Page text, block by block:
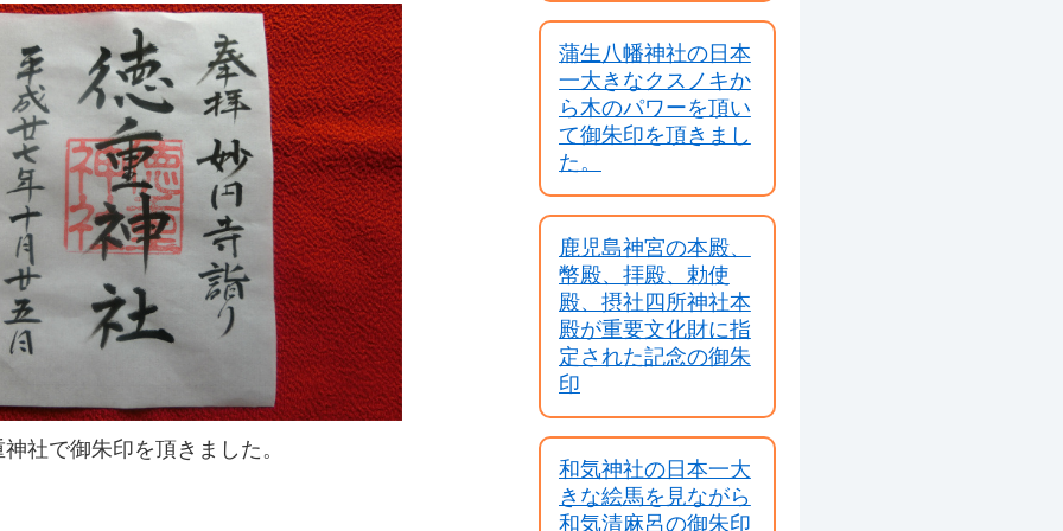
社で御朱印を頂きました。
蒲生八幡神社の日本
一大きなクスノキか
ら木のパワーを頂い
て御朱印を頂きまし
た。
鹿児島神宮の本殿、
幣殿、拝殿、勅使
殿、摂社四所神社本
殿が重要文化財に指
定された記念の御朱
印
和気神社の日本一大
きな絵馬を見ながら
和気清麻呂の御朱印